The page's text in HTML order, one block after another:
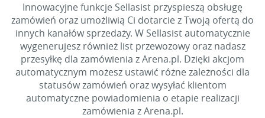
Innowacyjne funkcje Sellasist przyspieszą obsługę
zamówień oraz umożliwią Ci dotarcie z Twoją ofertą do
innych kanałów sprzedaży. W Sellasist automatycznie
wygenerujesz również list przewozowy oraz nadasz
przesyłkę dla zamówienia z Arena.pl. Dzięki akcjom
automatycznym możesz ustawić różne zależności dla
statusów zamówień oraz wysyłać klientom
automatyczne powiadomienia o etapie realizacji
zamówienia z Arena.pl.